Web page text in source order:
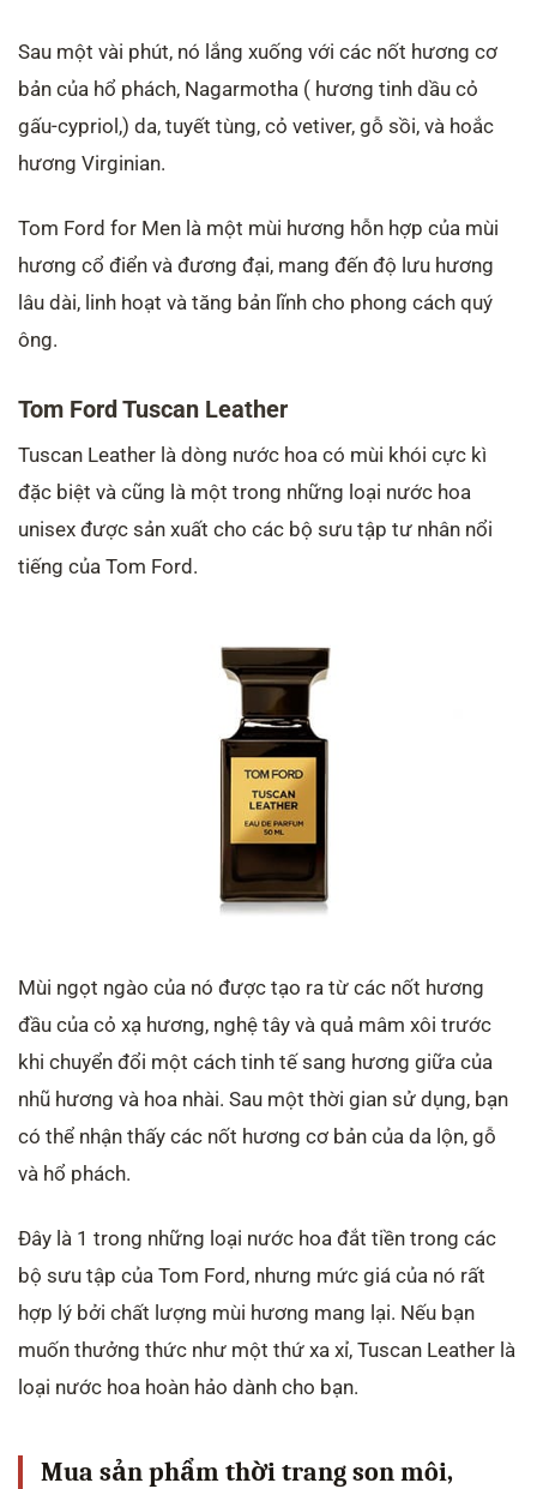
Sau một vài phút, nó lắng xuống với các nốt hương cơ
bản của hổ phách, Nagarmotha ( hương tinh dầu cỏ
gấu-cypriol,) da, tuyết tùng, cỏ vetiver, gỗ sồi, và hoắc
hương Virginian.
Tom Ford for Men là một mùi hương hỗn hợp của mùi
hương cổ điển và đương đại, mang đến độ lưu hương
lâu dài, linh hoạt và tăng bản lĩnh cho phong cách quý
ông.
Tom Ford Tuscan Leather
Tuscan Leather là dòng nước hoa có mùi khói cực kì
đặc biệt và cũng là một trong những loại nước hoa
unisex được sản xuất cho các bộ sưu tập tư nhân nổi
tiếng của Tom Ford.
Mùi ngọt ngào của nó được tạo ra từ các nốt hương
đầu của cỏ xạ hương, nghệ tây và quả mâm xôi trước
khi chuyển đổi một cách tinh tế sang hương giữa của
nhũ hương và hoa nhài. Sau một thời gian sử dụng, bạn
có thể nhận thấy các nốt hương cơ bản của da lộn, gỗ
và hổ phách.
Đây là 1 trong những loại nước hoa đắt tiền trong các
bộ sưu tập của Tom Ford, nhưng mức giá của nó rất
hợp lý bởi chất lượng mùi hương mang lại. Nếu bạn
muốn thưởng thức như một thứ xa xỉ, Tuscan Leather là
loại nước hoa hoàn hảo dành cho bạn.
Mua sản phẩm thời trang son môi,